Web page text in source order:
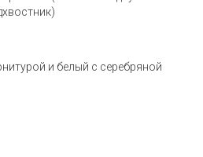
и белый с серебряной